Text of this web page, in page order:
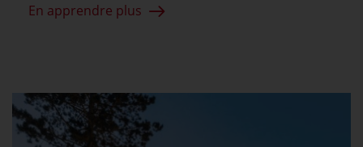
En apprendre plus